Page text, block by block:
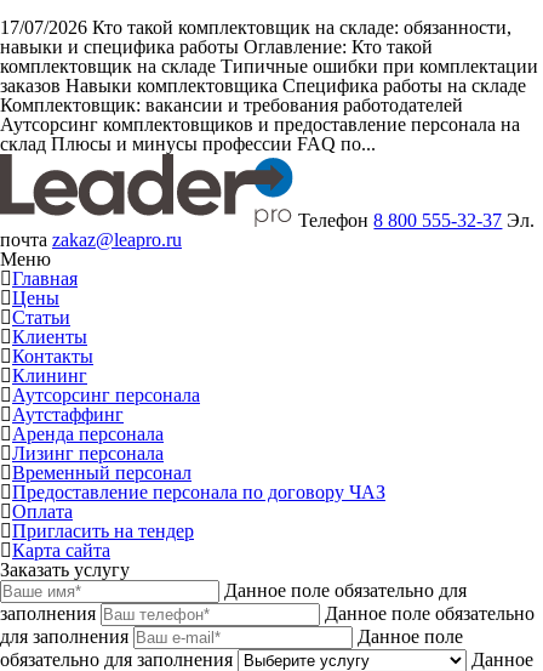
17/07/2026 Кто такой комплектовщик на складе: обязанности,
навыки и специфика работы Оглавление: Кто такой
комплектовщик на складе Типичные ошибки при комплектации
заказов Навыки комплектовщика Специфика работы на складе
Комплектовщик: вакансии и требования работодателей
Аутсорсинг комплектовщиков и предоставление персонала на
склад Плюсы и минусы профессии FAQ по...
Телефон8 800 555-32-37 Эл.
почта zakaz@leapro.ru
Меню
Главная
Цены
Статьи
Клиенты
Контакты
Клининг
Аутсорсинг персонала
Аутстаффинг
Аренда персонала
Лизинг персонала
Временный персонал
Предоставление персонала по договору ЧАЗ
Оплата
Пригласить на тендер
Карта сайта
Заказать услугу
Данное поле обязательно для
заполнения
Данное поле обязательно
для заполнения
Данное поле
обязательно для заполнения
Данное